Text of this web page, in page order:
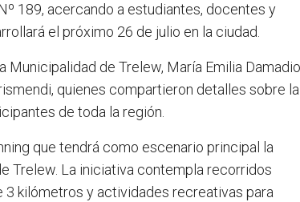
189, acercando a estudiantes, docentes y
el próximo 26 de julio en la ciudad.
de Trelew, María Emilia
quienes compartieron detalles sobre la
de toda la región.
que tendrá como escenario principal la
Trelew. La iniciativa contempla recorridos
3 kilómetros y actividades recreativas para